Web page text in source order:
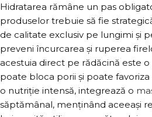
Hidratarea rămâne un pas
produselor trebuie să fie
de calitate exclusiv pe lungimi și
preveni încurcarea și ruperea
acestuia direct pe rădăcină este
poate bloca porii și poate
o nutriție intensă, integrează o
săptămânal, menținând aceeași